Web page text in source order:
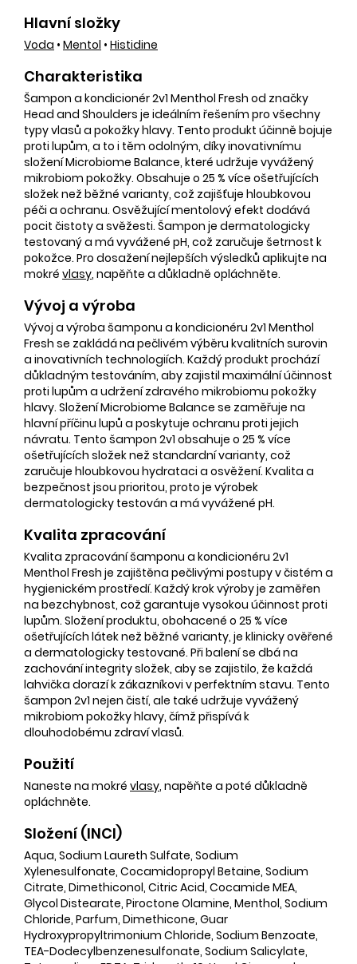
Hlavní složky
Voda • Mentol • Histidine
Charakteristika
Šampon a kondicionér 2v1 Menthol Fresh od značky
Head and Shoulders je ideálním řešením pro všechny
typy vlasů a pokožky hlavy. Tento produkt účinně bojuje
proti lupům, a to i těm odolným, díky inovativnímu
složení Microbiome Balance, které udržuje vyvážený
mikrobiom pokožky. Obsahuje o 25 % více ošetřujících
složek než běžné varianty, což zajišťuje hloubkovou
péči a ochranu. Osvěžující mentolový efekt dodává
pocit čistoty a svěžesti. Šampon je dermatologicky
testovaný a má vyvážené pH, což zaručuje šetrnost k
pokožce. Pro dosažení nejlepších výsledků aplikujte na
mokré vlasy, napěňte a důkladně opláchněte.
Vývoj a výroba
Vývoj a výroba šamponu a kondicionéru 2v1 Menthol
Fresh se zakládá na pečlivém výběru kvalitních surovin
a inovativních technologiích. Každý produkt prochází
důkladným testováním, aby zajistil maximální účinnost
proti lupům a udržení zdravého mikrobiomu pokožky
hlavy. Složení Microbiome Balance se zaměřuje na
hlavní příčinu lupů a poskytuje ochranu proti jejich
návratu. Tento šampon 2v1 obsahuje o 25 % více
ošetřujících složek než standardní varianty, což
zaručuje hloubkovou hydrataci a osvěžení. Kvalita a
bezpečnost jsou prioritou, proto je výrobek
dermatologicky testován a má vyvážené pH.
Kvalita zpracování
Kvalita zpracování šamponu a kondicionéru 2v1
Menthol Fresh je zajištěna pečlivými postupy v čistém a
hygienickém prostředí. Každý krok výroby je zaměřen
na bezchybnost, což garantuje vysokou účinnost proti
lupům. Složení produktu, obohacené o 25 % více
ošetřujících látek než běžné varianty, je klinicky ověřené
a dermatologicky testované. Při balení se dbá na
zachování integrity složek, aby se zajistilo, že každá
lahvička dorazí k zákazníkovi v perfektním stavu. Tento
šampon 2v1 nejen čistí, ale také udržuje vyvážený
mikrobiom pokožky hlavy, čímž přispívá k
dlouhodobému zdraví vlasů.
Použití
Naneste na mokré vlasy, napěňte a poté důkladně
opláchněte.
Složení (INCI)
Aqua, Sodium Laureth Sulfate, Sodium
Xylenesulfonate, Cocamidopropyl Betaine, Sodium
Citrate, Dimethiconol, Citric Acid, Cocamide MEA,
Glycol Distearate, Piroctone Olamine, Menthol, Sodium
Chloride, Parfum, Dimethicone, Guar
Hydroxypropyltrimonium Chloride, Sodium Benzoate,
TEA-Dodecylbenzenesulfonate, Sodium Salicylate,